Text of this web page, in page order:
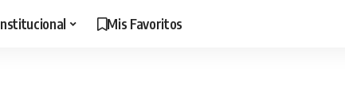
Mis Favoritos